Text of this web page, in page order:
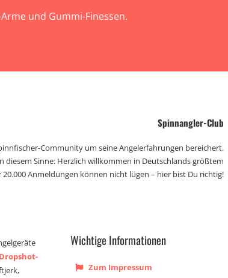
und Gummi-Finessen.
Spinnangler-Club
Community um seine Angelerfahrungen bereichert.
diesem Sinne: Herzlich willkommen in Deutschlands größtem
20.000 Anmeldungen können nicht lügen – hier bist Du richtig!
Dropshot-
Wichtige Informationen
Zum Impressum